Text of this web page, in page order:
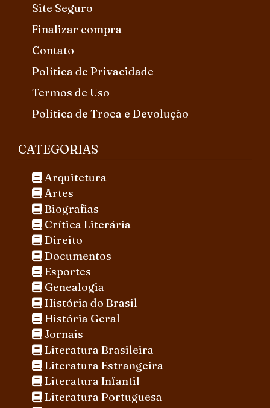
Site Seguro
Finalizar compra
Contato
Política de Privacidade
Termos de Uso
Política de Troca e Devolução
CATEGORIAS
Arquitetura
Artes
Biografias
Crítica Literária
Direito
Documentos
Esportes
Genealogia
História do Brasil
História Geral
Jornais
Literatura Brasileira
Literatura Estrangeira
Literatura Infantil
Literatura Portuguesa